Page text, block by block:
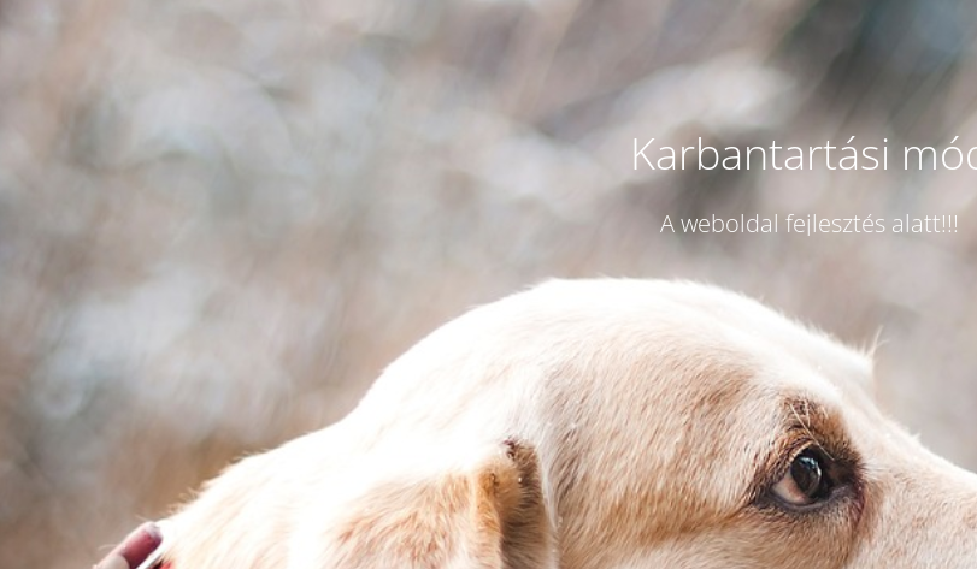
Karbantartási
A weboldal fejlesztés alatt!!!